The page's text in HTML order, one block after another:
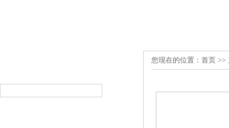
您现在的位置： 首页 >>